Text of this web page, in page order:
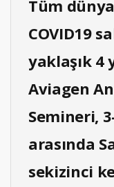
Tüm
COVID19
yaklaşık 4
Aviagen
Semineri,
arasında
sekizinci